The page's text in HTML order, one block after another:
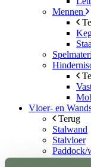
Mennen
Vloer- en
Terug
Stalwand
Stalvloer
Paddock/